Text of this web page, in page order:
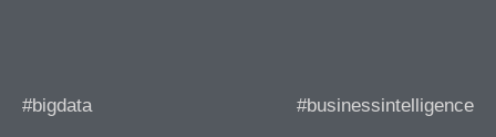
#bigdata #businessintelligence